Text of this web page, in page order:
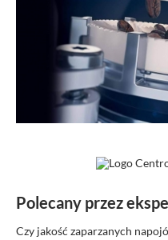
Polecany przez
Czy jakość zaparzanych